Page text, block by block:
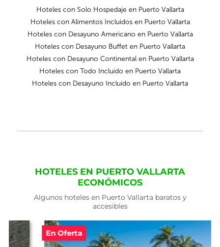
Hoteles con Solo Hospedaje en Puerto Vallarta
Hoteles con Alimentos Incluidos en Puerto Vallarta
Hoteles con Desayuno Americano en Puerto Vallarta
Hoteles con Desayuno Buffet en Puerto Vallarta
Hoteles con Desayuno Continental en Puerto Vallarta
Hoteles con Todo Incluido en Puerto Vallarta
Hoteles con Desayuno Incluido en Puerto Vallarta
HOTELES EN PUERTO VALLARTA
ECONÓMICOS
Algunos hoteles en Puerto Vallarta baratos y
accesibles
En Oferta